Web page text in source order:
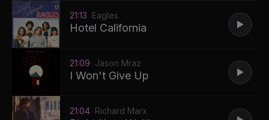
21:13 Eagles
Hotel California
21:09 Jason Mraz
I Won't Give Up
21:04 Richard Marx